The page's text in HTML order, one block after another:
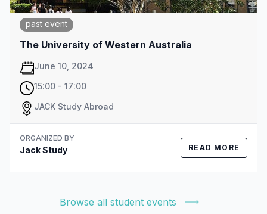
past event
The University of Western Australia
June 10, 2024
15:00 - 17:00
JACK Study Abroad
ORGANIZED BY
Jack Study READ MORE
Browse all student events